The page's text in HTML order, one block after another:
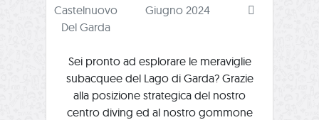
Castelnuovo
Del Garda
Giugno 2024
Sei pronto ad esplorare le meraviglie
subacquee del Lago di Garda? Grazie
alla posizione strategica del nostro
centro diving ed al nostro gommone